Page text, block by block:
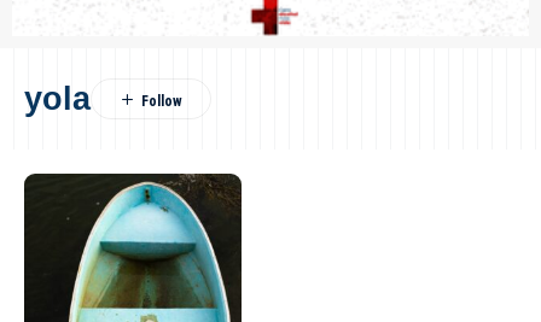
yola